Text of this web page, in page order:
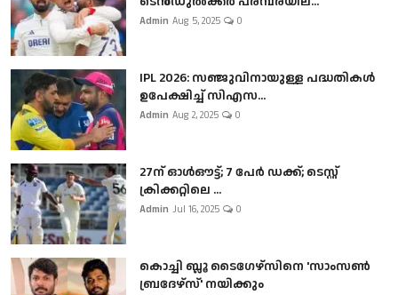
Admin Aug 5, 2025 0
IPL 2026: സഞ്ജുവിനായുള്ള പദ്ധതികൾ
ഉപേക്ഷിച്ച് സിഎസ...
Admin Aug 2, 2025 0
27ന് ഓൾഔട്ട്; 7 പേർ ഡക്ക്; ടെസ്റ്റ്
ക്രിക്കറ്റിലെ ...
Admin Jul 16, 2025 0
കൊച്ചി ബ്ലൂ ടൈഗേഴ്സിനെ 'സാംസൺ
ബ്രദേഴ്സ്' നയിക്കും